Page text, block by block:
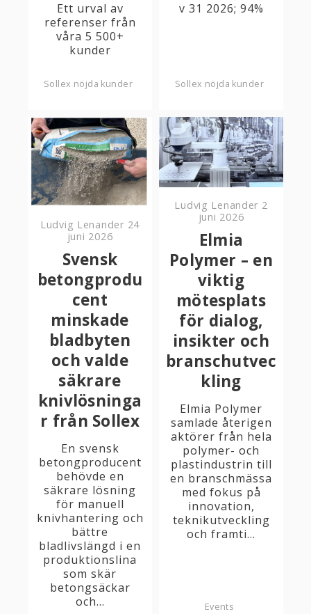
Ett urval av
referenser från
våra 5 500+
kunder
Sollex nöjda kunder
v 31 2026; 94%
Sollex nöjda kunder
Ludvig Lenander 24
juni 2026
Svensk
betongprodu
cent
minskade
bladbyten
och valde
säkrare
knivlösninga
r från Sollex
En svensk
betongproducent
behövde en
säkrare lösning
för manuell
knivhantering och
bättre
bladlivslängd i en
produktionslina
som skär
betongsäckar
och...
Ludvig Lenander 2
juni 2026
Elmia
Polymer – en
viktig
mötesplats
för dialog,
insikter och
branschutvec
kling
Elmia Polymer
samlade återigen
aktörer från hela
polymer- och
plastindustrin till
en branschmässa
med fokus på
innovation,
teknikutveckling
och framti...
Events